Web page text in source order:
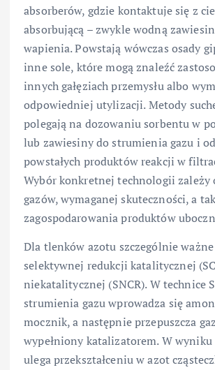
absorberów, gdzie kontaktuje się z
absorbującą – zwykle wodną
wapienia. Powstają wówczas osady
inne sole, które mogą znaleźć
innych gałęziach przemysłu albo
odpowiedniej utylizacji. Metody
polegają na dozowaniu sorbentu w
lub zawiesiny do strumienia gazu i
powstałych produktów reakcji w
Wybór konkretnej technologii zależy
gazów, wymaganej skuteczności, a
zagospodarowania produktów
Dla tlenków azotu szczególnie
selektywnej redukcji katalitycznej
niekatalitycznej (SNCR). W technice
strumienia gazu wprowadza się
mocznik, a następnie przepuszcza
wypełniony katalizatorem. W
ulega przekształceniu w azot